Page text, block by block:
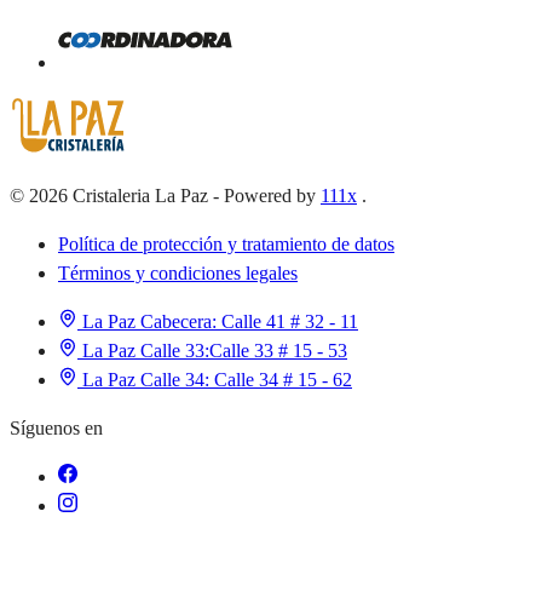
© 2026 Cristaleria La Paz - Powered by 111x .
Política de protección y tratamiento de datos
Términos y condiciones legales
La Paz Cabecera: Calle 41 # 32 - 11
La Paz Calle 33:Calle 33 # 15 - 53
La Paz Calle 34: Calle 34 # 15 - 62
Síguenos en